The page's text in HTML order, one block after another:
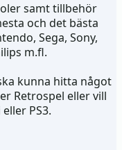
samt tillbehör
och det bästa
Sega, Sony,
m.fl.
kunna hitta något
Retrospel eller vill
PS3.